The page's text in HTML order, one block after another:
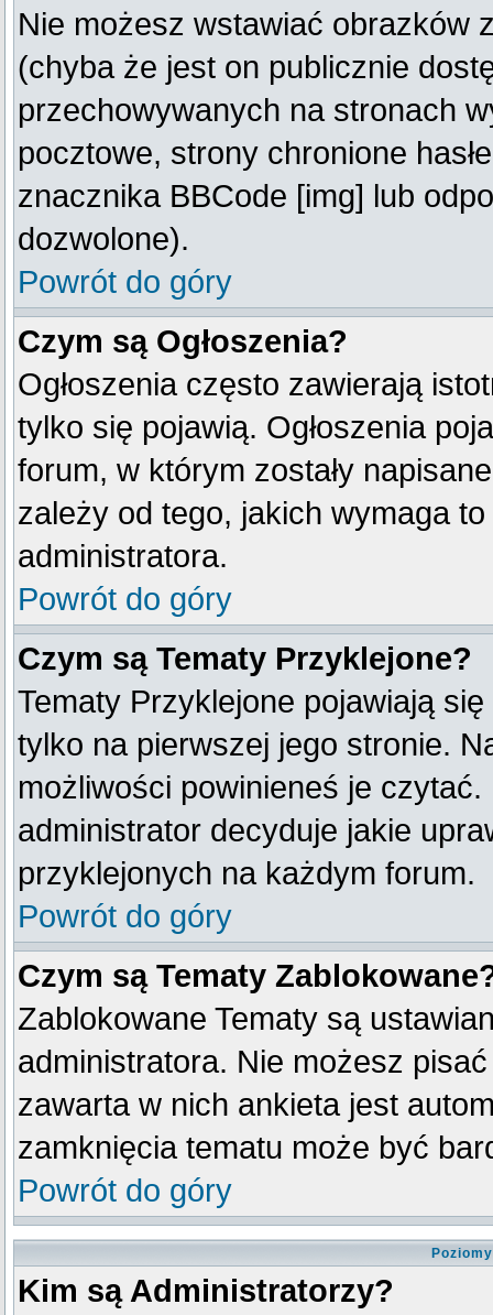
Nie możesz wstawiać obrazków
(chyba że jest on publicznie
przechowywanych na stronach
pocztowe, strony chronione
znacznika BBCode [img] lub
dozwolone).
Powrót do góry
Czym są Ogłoszenia?
Ogłoszenia często zawierają
tylko się pojawią. Ogłoszenia
forum, w którym zostały
zależy od tego, jakich wymaga
administratora.
Powrót do góry
Czym są Tematy Przyklejone?
Tematy Przyklejone pojawiają
tylko na pierwszej jego stronie.
możliwości powinieneś je czytać.
administrator decyduje jakie
przyklejonych na każdym forum.
Powrót do góry
Czym są Tematy
Zablokowane Tematy są
administratora. Nie możesz
zawarta w nich ankieta jest
zamknięcia tematu może być
Powrót do góry
Kim są Administratorzy?